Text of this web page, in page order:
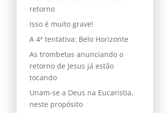
retorno
Isso é muito grave!
A 4ª tentativa: Belo Horizonte
As trombetas anunciando o
retorno de Jesus já estão
tocando
Unam-se a Deus na Eucaristia,
neste propósito